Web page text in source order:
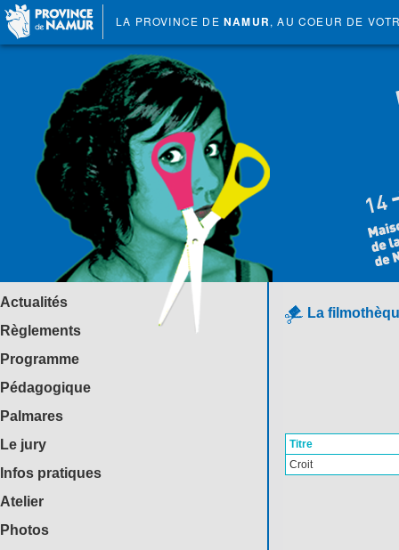
LA PROVINCE DE NAMUR, AU COEUR DE
Actualités
Règlements
Programme
Pédagogique
Palmares
Le jury
Infos pratiques
Atelier
Photos
La
Titre
Croit